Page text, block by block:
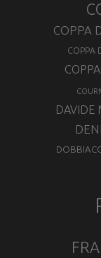
COPPA
COPPA
DAVIDE